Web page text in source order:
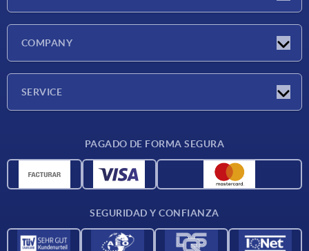
COMPANY
SERVICE
Materiales
PAGADO DE FORMA SEGURA
SEGURIDAD Y CONFIANZA